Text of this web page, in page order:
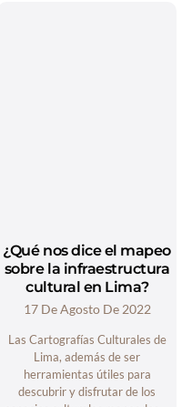
¿Qué nos dice el mapeo
sobre la infraestructura
cultural en Lima?
17 De Agosto De 2022
Las Cartografías Culturales de
Lima, además de ser
herramientas útiles para
descubrir y disfrutar de los